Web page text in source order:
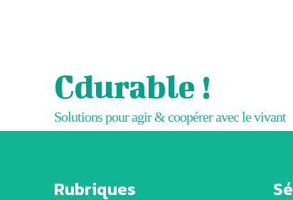
Cdurable !
Solutions pour agir & coopérer avec le vivant
Rubriques